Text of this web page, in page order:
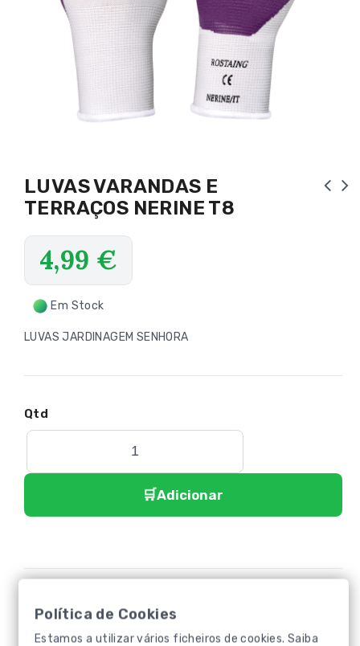
LUVAS VARANDAS E
TERRAÇOS NERINE T8
4,99 €
Em Stock
LUVAS JARDINAGEM SENHORA
Adicionar
Luvas
Política de Cookies
Estamos a utilizar vários ficheiros de cookies. Saiba